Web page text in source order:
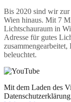
Bis 2020 sind wir zur
Wien hinaus. Mit 7
Lichtschauraum in
Adresse für gutes
beleuchtet.
Mit dem Laden des